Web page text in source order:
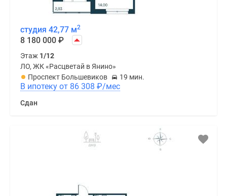
студия 42,77 м2
8 180 000 ₽
Этаж 1/12
ЛО, ЖК «Расцветай в Янино»
Проспект Большевиков
19 мин.
В ипотеку от 86 308 ₽/мес
Сдан